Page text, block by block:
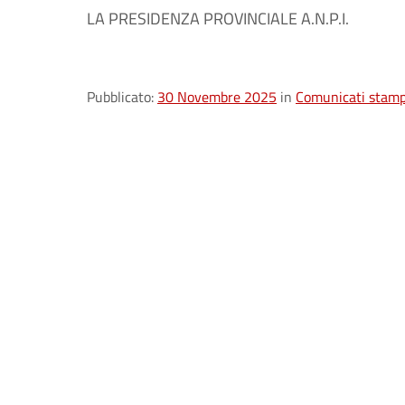
LA PRESIDENZA PROVINCIALE A.N.P.I.
Pubblicato: 30 Novembre 2025 in Comunicati